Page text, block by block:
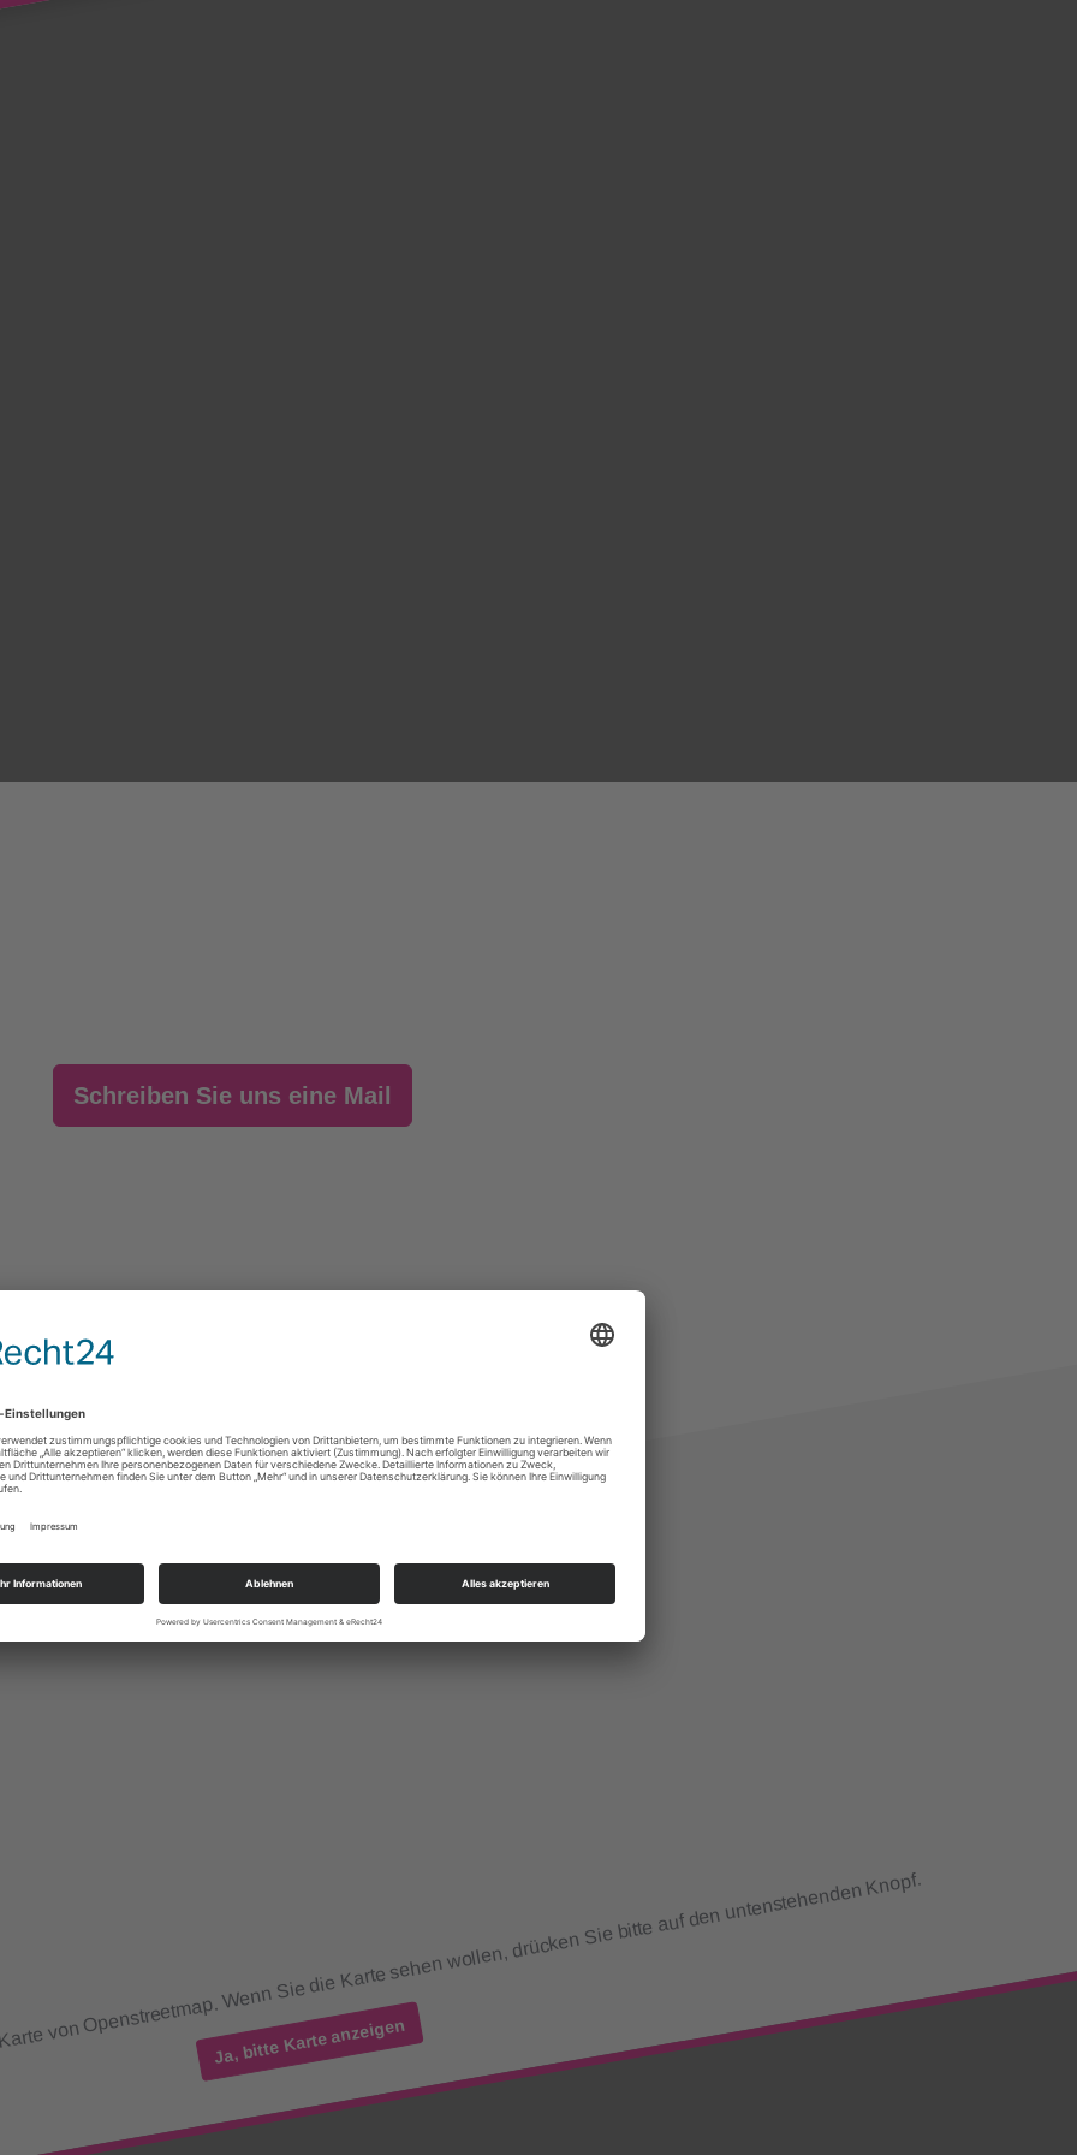
Schreiben Sie uns eine Mail
Karte von Openstreetmap. Wenn Sie die Karte sehen wollen, drücken Sie bitte auf den untenstehenden Knopf.
Ja, bitte Karte anzeigen